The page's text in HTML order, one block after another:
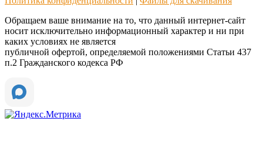
Обращаем ваше внимание на то, что данный интернет-сайт
носит исключительно информационный характер и ни при
каких условиях не является
публичной офертой, определяемой положениями Статьи 437
п.2 Гражданского кодекса РФ